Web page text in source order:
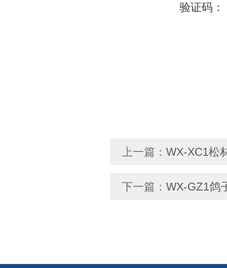
验证码：
上一篇： WX-XC1松
下一篇： WX-GZ1鸽